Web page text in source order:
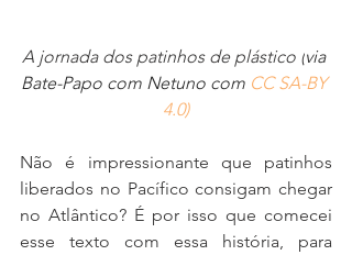
A jornada dos patinhos de plástico (via
Bate-Papo com Netuno com CC SA-BY
4.0)
Não é impressionante que patinhos
liberados no Pacífico consigam chegar
no Atlântico? É por isso que comecei
esse texto com essa história, para